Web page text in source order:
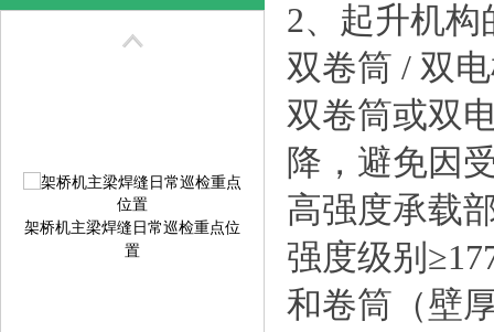
架桥机主梁焊缝日常巡检重点位
置
2、起升机构
双卷筒 / 双
双卷筒或双
降，避免因
高强度承载
强度级别
和卷筒（壁